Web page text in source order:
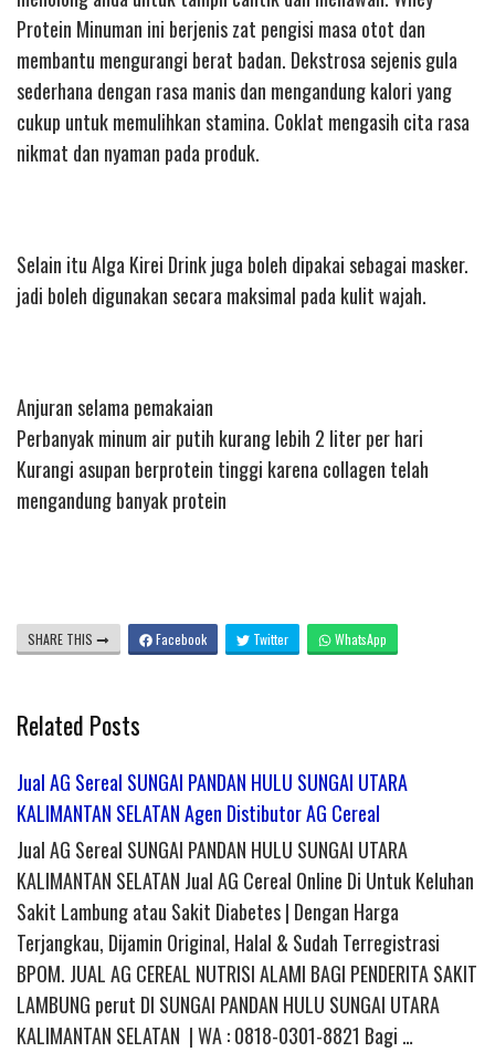
Protein Minuman ini berjenis zat pengisi masa otot dan
membantu mengurangi berat badan. Dekstrosa sejenis gula
sederhana dengan rasa manis dan mengandung kalori yang
cukup untuk memulihkan stamina. Coklat mengasih cita rasa
nikmat dan nyaman pada produk.
Selain itu Alga Kirei Drink juga boleh dipakai sebagai masker.
jadi boleh digunakan secara maksimal pada kulit wajah.
Anjuran selama pemakaian
Perbanyak minum air putih kurang lebih 2 liter per hari
Kurangi asupan berprotein tinggi karena collagen telah
mengandung banyak protein
SHARE THIS Facebook Twitter WhatsApp
Related Posts
Jual AG Sereal SUNGAI PANDAN HULU SUNGAI UTARA
KALIMANTAN SELATAN Agen Distibutor AG Cereal
Jual AG Sereal SUNGAI PANDAN HULU SUNGAI UTARA
KALIMANTAN SELATAN Jual AG Cereal Online Di Untuk Keluhan
Sakit Lambung atau Sakit Diabetes | Dengan Harga
Terjangkau, Dijamin Original, Halal & Sudah Terregistrasi
BPOM. JUAL AG CEREAL NUTRISI ALAMI BAGI PENDERITA SAKIT
LAMBUNG perut DI SUNGAI PANDAN HULU SUNGAI UTARA
KALIMANTAN SELATAN | WA : 0818-0301-8821 Bagi …